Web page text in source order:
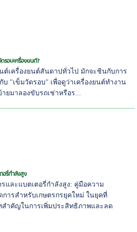
รอบเครื่องยนต์?
ต์เครื่องยนต์สันดาปทั่วไป มักจะชินกับการ
บ "เข็มวัดรอบ" เพื่อดูว่าเครื่องยนต์ทำงาน
ยมาลองขับรถเช่าหรือร...
อรี่กำลังสูง
และแบตเตอรี่กำลังสูง: คู่มือความ
ารสำหรับเกษตรกรยุคใหม่ ในยุคที่
สำคัญในการเพิ่มประสิทธิภาพและลด